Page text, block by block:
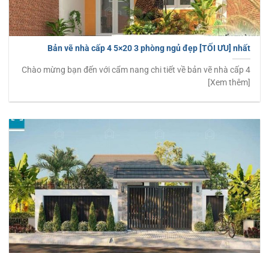
Bản vẽ nhà cấp 4 5×20 3 phòng ngủ đẹp [TỐI ƯU] nhất
Chào mừng bạn đến với cẩm nang chi tiết về bản vẽ nhà cấp 4
[Xem thêm]